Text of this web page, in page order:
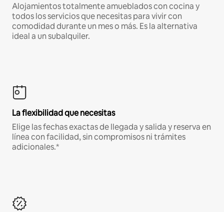
Alojamientos totalmente amueblados con cocina y
todos los servicios que necesitas para vivir con
comodidad durante un mes o más. Es la alternativa
ideal a un subalquiler.
La flexibilidad que necesitas
Elige las fechas exactas de llegada y salida y reserva en
línea con facilidad, sin compromisos ni trámites
adicionales.*